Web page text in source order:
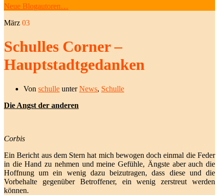
Neue Blogautoren…
März 03
Schulles Corner –
Hauptstadtgedanken
Von schulle unterNews, Schulle
Die Angst der anderen
Corbis
Ein Bericht aus dem Stern hat mich bewogen doch einmal die Feder
in die Hand zu nehmen und meine Gefühle, Ängste aber auch die
Hoffnung um ein wenig dazu beizutragen, dass diese und die
Vorbehalte gegenüber Betroffener, ein wenig zerstreut werden
können.